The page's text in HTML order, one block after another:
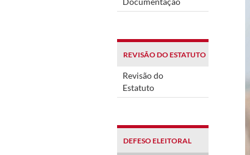
REVISÃO DO ESTATUTO
Revisão do
Estatuto
DEFESO ELEITORAL